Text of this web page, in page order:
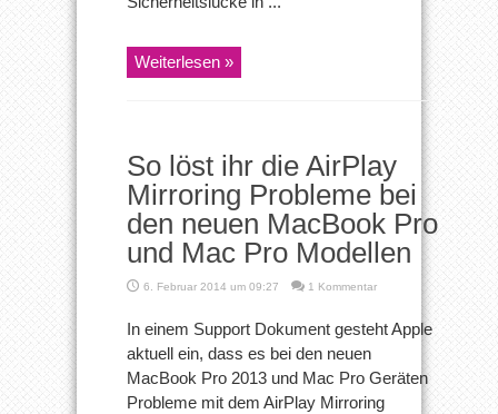
Weiterlesen »
So löst ihr die AirPlay
Mirroring Probleme bei
den neuen MacBook Pro
und Mac Pro Modellen
6. Februar 2014 um 09:27 1 Kommentar
In einem Support Dokument gesteht Apple
aktuell ein, dass es bei den neuen
MacBook Pro 2013 und Mac Pro Geräten
Probleme mit dem AirPlay Mirroring